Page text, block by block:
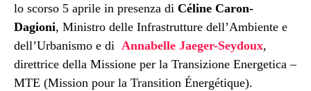
lo scorso 5 aprile in presenza di Céline Caron-
Dagioni, Ministro delle Infrastrutture dell’Ambiente e
dell’Urbanismo e di Annabelle Jaeger-Seydoux,
direttrice della Missione per la Transizione Energetica –
MTE (Mission pour la Transition Énergétique).